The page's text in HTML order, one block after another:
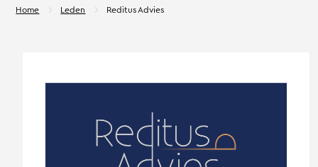
Home Leden Reditus Advies